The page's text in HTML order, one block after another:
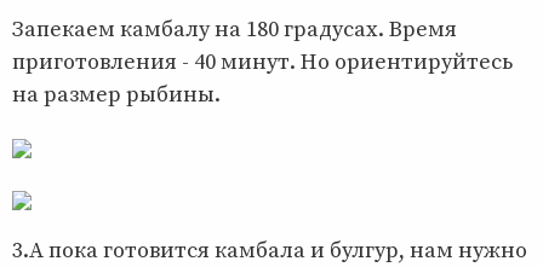
Запекаем камбалу на 180 градусах. Время
приготовления - 40 минут. Но ориентируйтесь
на размер рыбины.
3.А пока готовится камбала и булгур, нам нужно